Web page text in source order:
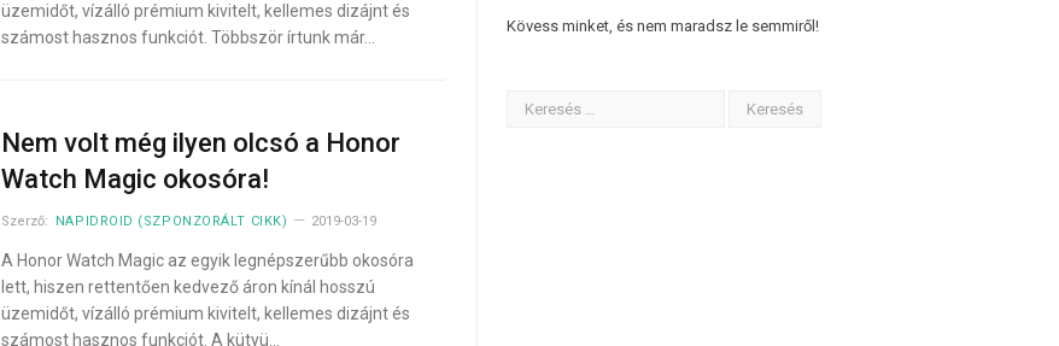
üzemidőt, vízálló prémium kivitelt, kellemes dizájnt és
számost hasznos funkciót. Többször írtunk már…
Nem volt még ilyen olcsó a Honor
Watch Magic okosóra!
Szerző: NAPIDROID (SZPONZORÁLT CIKK) 2019-03-19
A Honor Watch Magic az egyik legnépszerűbb okosóra
lett, hiszen rettentően kedvező áron kínál hosszú
üzemidőt, vízálló prémium kivitelt, kellemes dizájnt és
számost hasznos funkciót. A kütyü…
Kövess minket, és nem maradsz le semmiről!